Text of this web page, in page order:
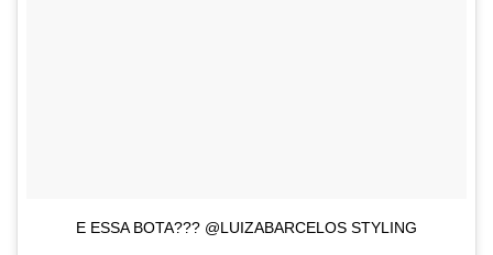
E ESSA BOTA??? @LUIZABARCELOS STYLING